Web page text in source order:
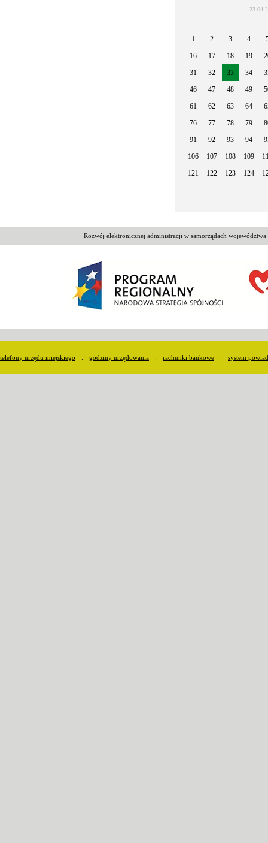
1 2 3 4
16
17 18 19
31
32 33 34
46
47 48 49
61
62 63 64
76
77 78 79
91
92 93 94
106
107 108 109
121
122 123 124
Rozwój elektronicznej administracji w samorządach
telefony urzędu miejskiego : godziny urzędowania : rachunki bankowe : system